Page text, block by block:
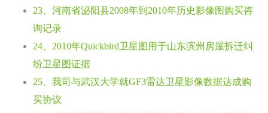
23、河南省泌阳县2008年到2010年历史影像图购买咨
询记录
24、2010年Quickbird卫星图用于山东滨州房屋拆迁纠
纷卫星图证据
25、我司与武汉大学就GF3雷达卫星影像数据达成购
买协议